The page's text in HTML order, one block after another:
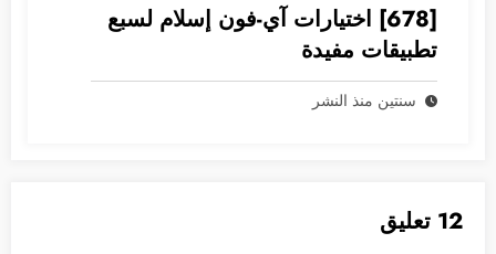
[678] اختيارات آي-فون إسلام لسبع
تطبيقات مفيدة
سنتين منذ النشر
12 تعليق